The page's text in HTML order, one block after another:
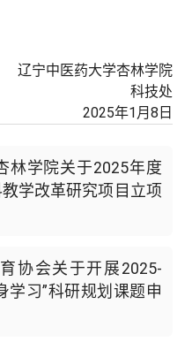
辽宁中医药大学杏林学院
科技处
年1月8日
林学院关于2025年度
学改革研究项目立项
协会关于开展2025-
学习”科研规划课题申